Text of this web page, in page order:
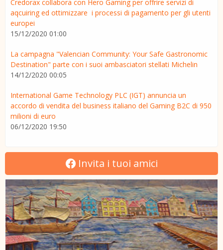
Credorax collabora con Hero Gaming per offrire servizi di
aqcuiring ed ottimizzare i processi di pagamento per gli utenti
europei
15/12/2020 01:00
La campagna "Valencian Community: Your Safe Gastronomic
Destination" parte con i suoi ambasciatori stellati Michelin
14/12/2020 00:05
International Game Technology PLC (IGT) annuncia un
accordo di vendita del business italiano del Gaming B2C di 950
milioni di euro
06/12/2020 19:50
Invita i tuoi amici